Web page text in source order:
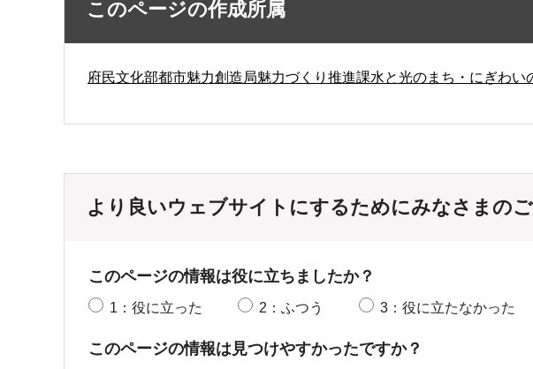
このページの作成所属
府民文化部都市魅力創造局魅力づくり推進課水と光のまち・にぎわい
より良いウェブサイトにするためにみなさまの
このページの情報は役に立ちましたか？
1：役に立った 2：ふつう 3：役に立たなかった
このページの情報は見つけやすかったですか？